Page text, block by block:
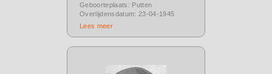
Geboorteplaats: Putten
Overlijdensdatum: 23-04-1945
Lees meer